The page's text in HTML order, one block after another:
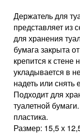
Держатель для
представляет из
для хранения
бумага закрыта
крепится к стене
укладывается в
надеть или снять
Подходит для
туалетной
пластика.
Размер: 15,5 х